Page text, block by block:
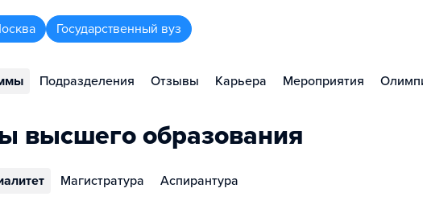
Государственный вуз
Подразделения Отзывы Карьера Мероприятия
высшего образования
Магистратура Аспирантура